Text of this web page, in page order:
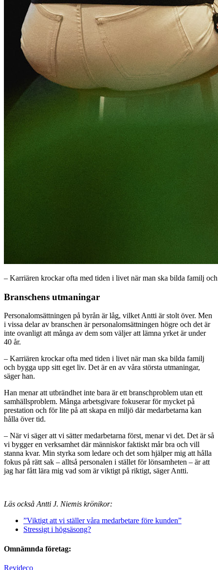
– Karriären krockar ofta med tiden i livet när man ska bilda familj
Branschens utmaningar
Personalomsättningen på byrån är låg, vilket Antti är stolt över. Men
i vissa delar av branschen är personalomsättningen högre och det är
inte ovanligt att många av dem som väljer att lämna yrket är under
40 år.
– Karriären krockar ofta med tiden i livet när man ska bilda familj
och bygga upp sitt eget liv. Det är en av våra största utmaningar,
säger han.
Han menar att utbrändhet inte bara är ett branschproblem utan ett
samhällsproblem. Många arbetsgivare fokuserar för mycket på
prestation och för lite på att skapa en miljö där medarbetarna kan
hålla över tid.
– När vi säger att vi sätter medarbetarna först, menar vi det. Det är så
vi bygger en verksamhet där människor faktiskt mår bra och vill
stanna kvar. Min styrka som ledare och det som hjälper mig att hålla
fokus på rätt sak – alltså personalen i stället för lönsamheten – är att
jag har fått lära mig vad som är viktigt på riktigt, säger Antti.
Läs också Antti J. Niemis krönikor:
”Viktigt att vi ställer våra medarbetare före kunden”
Stressigt i högsäsong?
Omnämnda företag:
Revideco